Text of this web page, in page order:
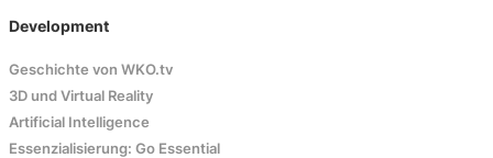
Development
Geschichte von WKO.tv
3D und Virtual Reality
Artificial Intelligence
Essenzialisierung: Go Essential